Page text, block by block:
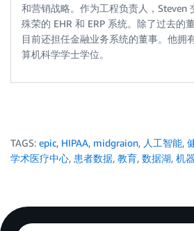
和营销战略。作为工程负责人，Steven
殊荣的 EHR 和 ERP 系统。除了过去的
目前还担任金融业务系统的董事。他拥
算机科学学士学位。
TAGS: epic, HIPAA, midgraion, 人工智能,
学术医疗中心, 患者数据, 教育, 数据湖, 机